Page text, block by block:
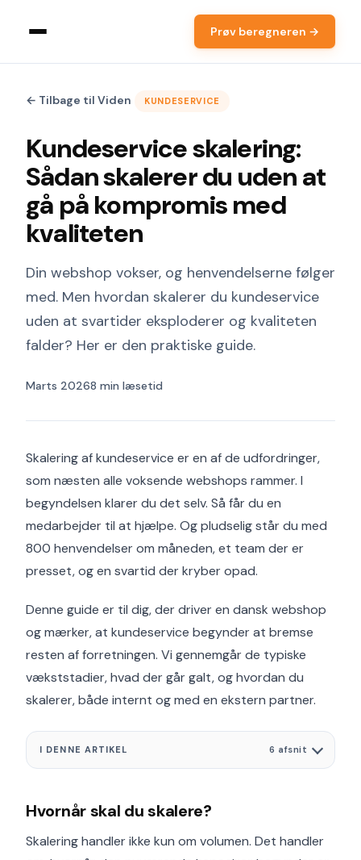
Prøv beregneren →
← Tilbage til Viden KUNDESERVICE
Kundeservice skalering:
Sådan skalerer du uden at
gå på kompromis med
kvaliteten
Din webshop vokser, og henvendelserne følger
med. Men hvordan skalerer du kundeservice
uden at svartider eksploderer og kvaliteten
falder? Her er den praktiske guide.
Marts 20268 min læsetid
Skalering af kundeservice er en af de udfordringer,
som næsten alle voksende webshops rammer. I
begyndelsen klarer du det selv. Så får du en
medarbejder til at hjælpe. Og pludselig står du med
800 henvendelser om måneden, et team der er
presset, og en svartid der kryber opad.
Denne guide er til dig, der driver en dansk webshop
og mærker, at kundeservice begynder at bremse
resten af forretningen. Vi gennemgår de typiske
vækststadier, hvad der går galt, og hvordan du
skalerer, både internt og med en ekstern partner.
I DENNE ARTIKEL 6 afsnit
Hvornår skal du skalere?
Skalering handler ikke kun om volumen. Det handler